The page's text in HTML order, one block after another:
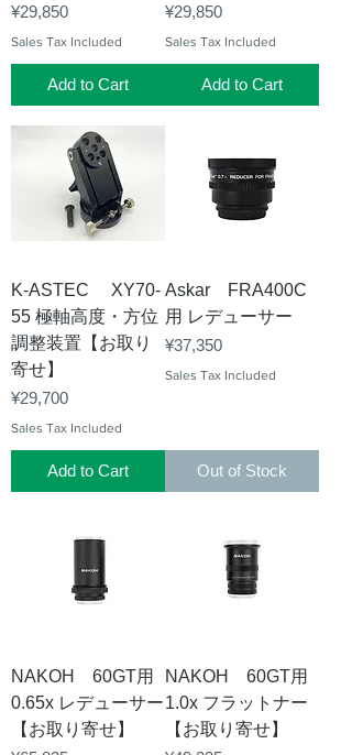
Price
¥29,850
Sales Tax Included
Add to Cart
Price
¥29,850
Sales Tax Included
Add to Cart
K-ASTEC XY70-
55 極軸高度・方位
調整装置【お取り
寄せ】
Price
¥29,700
Sales Tax Included
Add to Cart
Askar FRA400C
用 レデューサー
Price
¥37,350
Sales Tax Included
Out of Stock
NAKOH 60GT用
0.65x レデューサー
【お取り寄せ】
NAKOH 60GT用
1.0x フラットナー
【お取り寄せ】